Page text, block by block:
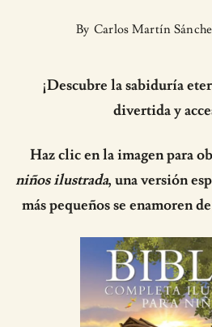
By Carlos Martín
¡Descubre la sabiduría
divertida y
Haz clic en la imagen para
niños ilustrada, una versión
más pequeños se enamoren